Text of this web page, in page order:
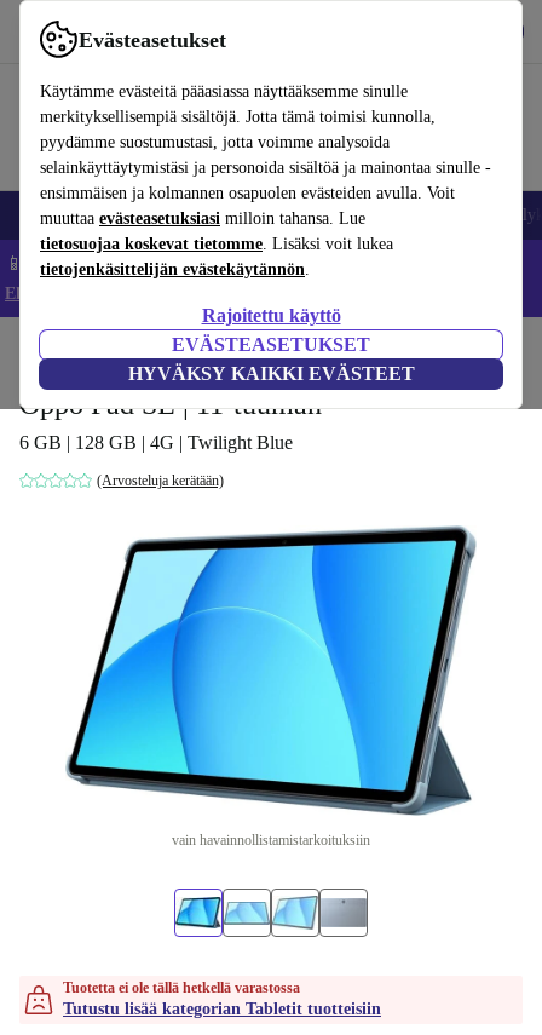
Evästeasetukset
Käytämme evästeitä pääasiassa näyttääksemme sinulle
merkityksellisempiä sisältöjä. Jotta tämä toimisi kunnolla,
pyydämme suostumustasi, jotta voimme analysoida
selainkäyttäytymistäsi ja personoida sisältöä ja mainontaa sinulle -
ensimmäisen ja kolmannen osapuolen evästeiden avulla. Voit
muuttaa evästeasetuksiasi milloin tahansa. Lue
tietosuojaa koskevat tietomme. Lisäksi voit lukea
tietojenkäsittelijän evästekäytännön.
Rajoitettu käyttö
EVÄSTEASETUKSET
HYVÄKSY KAIKKI EVÄSTEET
Käytä refurbed-palvelua nopeasti ja helposti
Matkapuhelimet ja älypuhelimet Kannettavat tietokoneet
📱 Säästä 5 % LISÄÄ iPhoneista – Koodi: IPHONEDEAL –
Ehdot ja säännöt
Oppo Pad SE | 11-tuuman
6 GB | 128 GB | 4G | Twilight Blue
(Arvosteluja kerätään)
vain havainnollistamistarkoituksiin
Tuotetta ei ole tällä hetkellä varastossa
Tutustu lisää kategorian Tabletit tuotteisiin